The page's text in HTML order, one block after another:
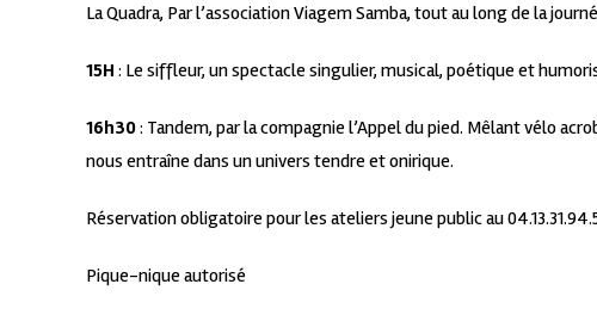
La Quadra, Par l’association Viagem Samba, tout au long de la
15H : Le siffleur, un spectacle singulier, musical, poétique et
16h30: Tandem, par la compagnie l’Appel du pied. Mêlant vélo
nous entraîne dans un univers tendre et onirique.
Réservation obligatoire pour les ateliers jeune public au
Pique-nique autorisé